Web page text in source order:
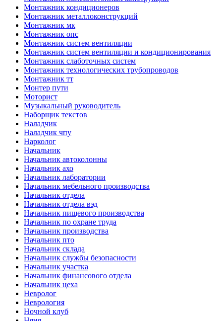
Монтажник кондиционеров
Монтажник металлоконструкций
Монтажник мк
Монтажник опс
Монтажник систем вентиляции
Монтажник систем вентиляции и кондиционирования
Монтажник слаботочных систем
Монтажник технологических трубопроводов
Монтажник тт
Монтер пути
Моторист
Музыкальный руководитель
Наборщик текстов
Наладчик
Наладчик чпу
Нарколог
Начальник
Начальник автоколонны
Начальник ахо
Начальник лаборатории
Начальник мебельного производства
Начальник отдела
Начальник отдела вэд
Начальник пищевого производства
Начальник по охране труда
Начальник производства
Начальник пто
Начальник склада
Начальник службы безопасности
Начальник участка
Начальник финансового отдела
Начальник цеха
Невролог
Неврология
Ночной клуб